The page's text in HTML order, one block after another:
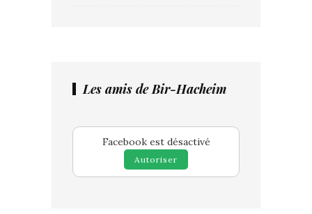
Les amis de Bir-Hacheim
Facebook est désactivé
Autoriser